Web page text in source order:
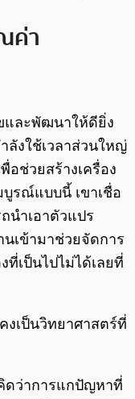
ค่า
และพัฒนาให้ดียิ่ง
ลังใช้เวลาส่วนใหญ่
อช่วยสร้างเครื่อง
รณ์แบบนี้ เขาเชื่อ
นำเอาตัวแปร
เข้ามาช่วยจัดการ
ที่เป็นไปไม่ได้เลยที่
งเป็นวิทยาศาสตร์ที่
ดว่าการแกปัญหาที่